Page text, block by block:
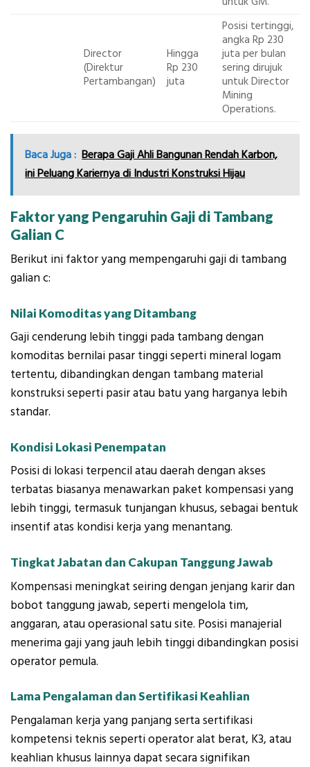
Director
(Direktur
Pertambangan)
Hingga
Rp 230
juta
Posisi tertinggi,
angka Rp 230
juta per bulan
sering dirujuk
untuk Director
Mining
Operations.
Baca Juga : Berapa Gaji Ahli Bangunan Rendah Karbon,
ini Peluang Kariernya di Industri Konstruksi Hijau
Faktor yang Pengaruhin Gaji di Tambang
Galian C
Berikut ini faktor yang mempengaruhi gaji di tambang
galian c:
Nilai Komoditas yang Ditambang
Gaji cenderung lebih tinggi pada tambang dengan
komoditas bernilai pasar tinggi seperti mineral logam
tertentu, dibandingkan dengan tambang material
konstruksi seperti pasir atau batu yang harganya lebih
standar.
Kondisi Lokasi Penempatan
Posisi di lokasi terpencil atau daerah dengan akses
terbatas biasanya menawarkan paket kompensasi yang
lebih tinggi, termasuk tunjangan khusus, sebagai bentuk
insentif atas kondisi kerja yang menantang.
Tingkat Jabatan dan Cakupan Tanggung Jawab
Kompensasi meningkat seiring dengan jenjang karir dan
bobot tanggung jawab, seperti mengelola tim,
anggaran, atau operasional satu site. Posisi manajerial
menerima gaji yang jauh lebih tinggi dibandingkan posisi
operator pemula.
Lama Pengalaman dan Sertifikasi Keahlian
Pengalaman kerja yang panjang serta sertifikasi
kompetensi teknis seperti operator alat berat, K3, atau
keahlian khusus lainnya dapat secara signifikan